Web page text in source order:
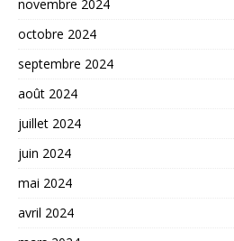
novembre 2024
octobre 2024
septembre 2024
août 2024
juillet 2024
juin 2024
mai 2024
avril 2024